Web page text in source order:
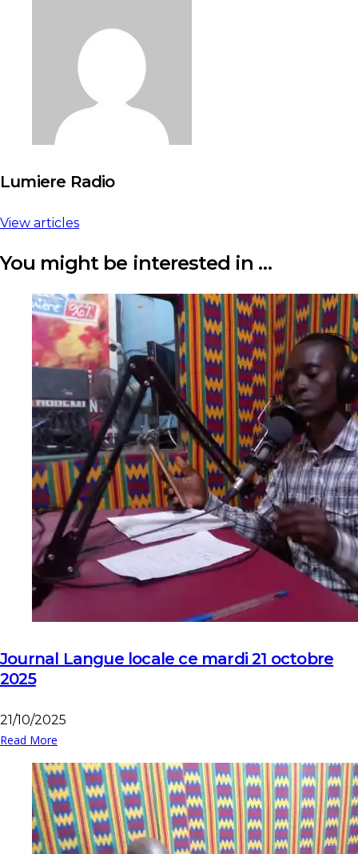
Lumiere Radio
View articles
You might be interested in …
Journal Langue locale ce mardi 21 octobre
2025
21/10/2025
Read More